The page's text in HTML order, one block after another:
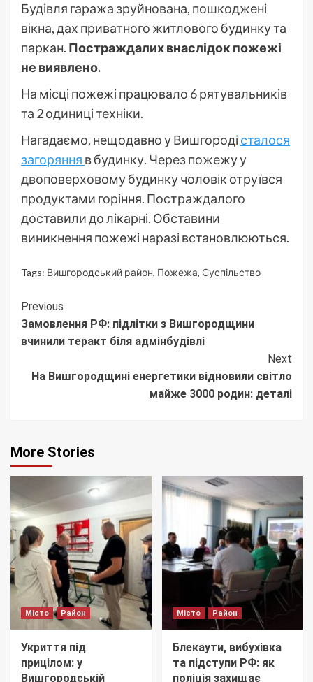
Будівля гаража зруйнована, пошкоджені
вікна, дах приватного житлового будинку та
паркан. Постраждалих внаслідок пожежі
не виявлено.
На місці пожежі працювало 6 рятувальників
та 2 одиниці техніки.
Нагадаємо, нещодавно у Вишгороді сталося
загоряння в будинку. Через пожежу у
двоповерховому будинку чоловік отруївся
продуктами горіння. Постраждалого
доставили до лікарні. Обставини
виникнення пожежі наразі встановлюються.
Tags: Вишгородський район, Пожежа, Суспільство
Continue
Reading
Previous
Замовлення РФ: підлітки з Вишгородщини
вчинили теракт біля адмінбудівлі
Next
На Вишгородщині енергетики відновили світло
майже 3000 родин: деталі
More Stories
Місто Район
Укриття під
прицілом: у
Вишгородській
Місто Район
Блекаути, вибухівка
та підступи РФ: як
поліція захищає